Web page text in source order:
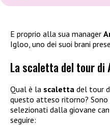
E proprio alla sua manager
Igloo, uno dei suoi brani
La scaletta del tour di
Qual è la scaletta del tour
questo atteso ritorno? Sono
selezionati dalla giovane
seguire: